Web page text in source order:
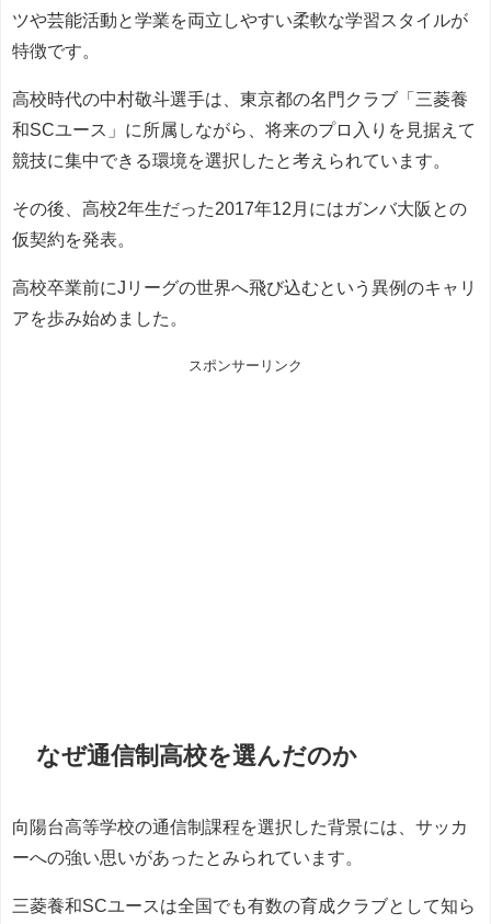
ツや芸能活動と学業を両立しやすい柔軟な学習スタイルが
特徴です。
高校時代の中村敬斗選手は、東京都の名門クラブ「三菱養
和SCユース」に所属しながら、将来のプロ入りを見据えて
競技に集中できる環境を選択したと考えられています。
その後、高校2年生だった2017年12月にはガンバ大阪との
仮契約を発表。
高校卒業前にJリーグの世界へ飛び込むという異例のキャリ
アを歩み始めました。
スポンサーリンク
なぜ通信制高校を選んだのか
向陽台高等学校の通信制課程を選択した背景には、サッカ
ーへの強い思いがあったとみられています。
三菱養和SCユースは全国でも有数の育成クラブとして知ら